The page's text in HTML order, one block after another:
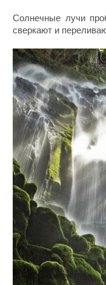
Солнечные лучи
сверкают и